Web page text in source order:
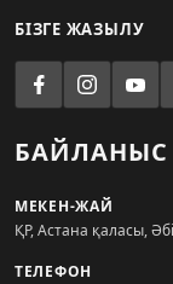
БІЗГЕ ЖАЗЫЛУ
БАЙЛАНЫС
МЕКЕН-ЖАЙ
ҚР, Астана қаласы,
ТЕЛЕФОН